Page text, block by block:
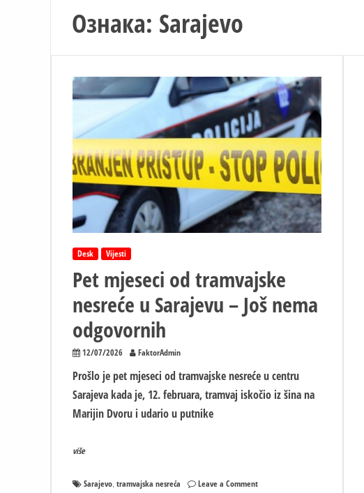
Ознака: Sarajevo
Desk Vijesti
Pet mjeseci od tramvajske
nesreće u Sarajevu – Još nema
odgovornih
12/07/2026 FaktorAdmin
Prošlo je pet mjeseci od tramvajske nesreće u centru
Sarajeva kada je, 12. februara, tramvaj iskočio iz šina na
Marijin Dvoru i udario u putnike
više
Sarajevo, tramvajska nesreća Leave a Commenton